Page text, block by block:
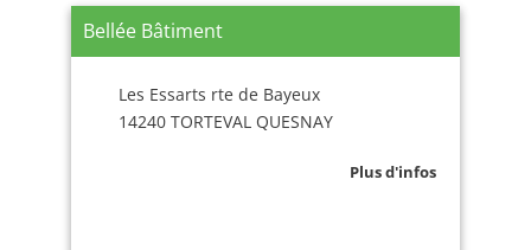
Bellée Bâtiment
Les Essarts rte de Bayeux
14240 TORTEVAL QUESNAY
Plus d'infos